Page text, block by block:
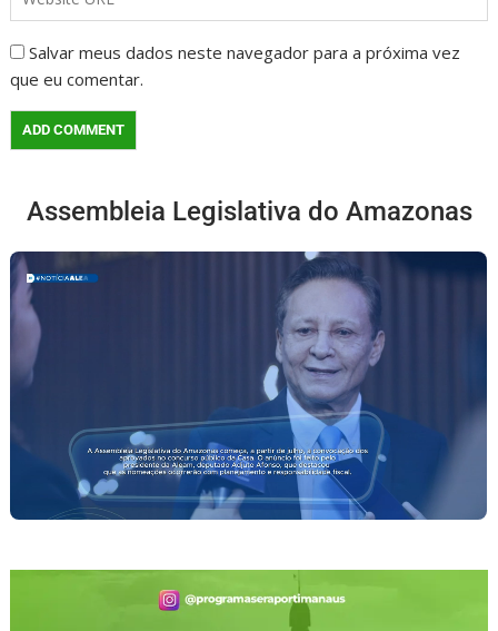
Salvar meus dados neste navegador para a próxima vez
que eu comentar.
Assembleia Legislativa do Amazonas